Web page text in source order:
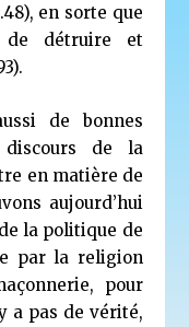
en sorte que
de détruire et
de bonnes
de la
en matière de
aujourd’hui
la politique de
par la religion
pour
a pas de vérité,